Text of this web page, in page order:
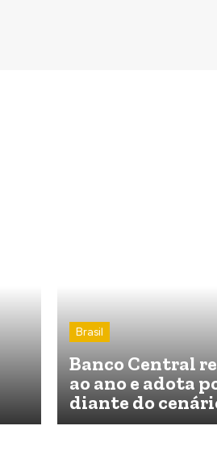
Brasil
Banco Central
ao ano e adota
diante do